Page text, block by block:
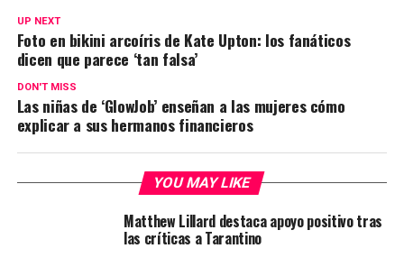
UP NEXT
Foto en bikini arcoíris de Kate Upton: los fanáticos
dicen que parece ‘tan falsa’
DON'T MISS
Las niñas de ‘GlowJob’ enseñan a las mujeres cómo
explicar a sus hermanos financieros
YOU MAY LIKE
Matthew Lillard destaca apoyo positivo tras
las críticas a Tarantino